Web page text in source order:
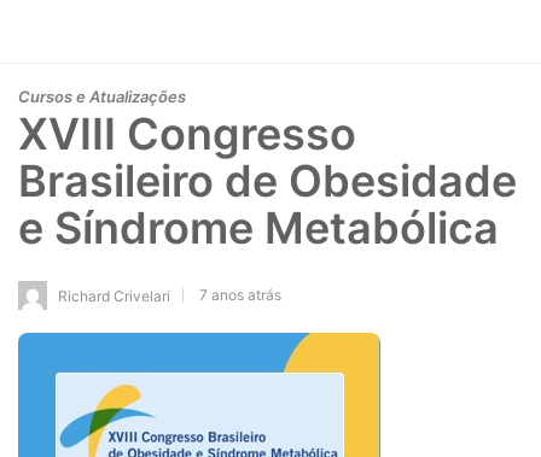
Cursos e Atualizações
XVIII Congresso
Brasileiro de Obesidade
e Síndrome Metabólica
Richard Crivelari 7 anos atrás